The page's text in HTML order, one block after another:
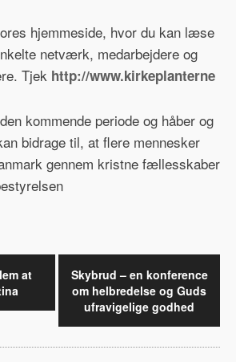
hjemmeside, hvor du kan læse
netværk, medarbejdere og
Tjek http://www.kirkeplanterne
kommende periode og håber og
bidrage til, at flere mennesker
gennem kristne fællesskaber
at
Skybrud – en konference
om helbredelse og Guds
ufravigelige godhed